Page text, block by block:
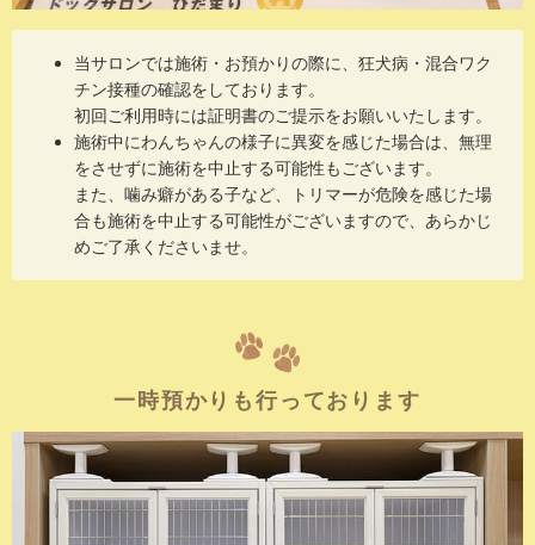
当サロンでは施術・お預かりの際に、狂犬病・混合ワク
チン接種の確認をしております。
初回ご利用時には証明書のご提示をお願いいたします。
施術中にわんちゃんの様子に異変を感じた場合は、無理
をさせずに施術を中止する可能性もございます。
また、噛み癖がある子など、トリマーが危険を感じた場
合も施術を中止する可能性がございますので、あらかじ
めご了承くださいませ。
一時預かりも行っております